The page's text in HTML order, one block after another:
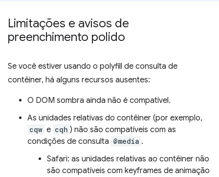
Limitações e avisos de
preenchimento polido
Se você estiver usando o polyfill de consulta de
contêiner, há alguns recursos ausentes:
O DOM sombra ainda não é compatível.
As unidades relativas do contêiner (por exemplo,
cqw e cqh ) não são compatíveis com as
condições de consulta @media .
Safari: as unidades relativas ao contêiner não
são compatíveis com keyframes de animação